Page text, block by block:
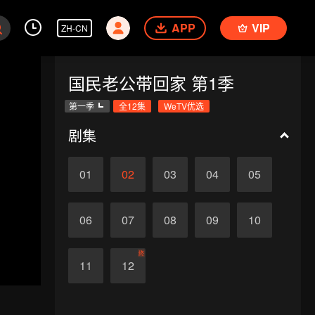
ZH-CN APP VIP
国民老公带回家 第1季
第一季 全12集 WeTV优选
剧集
01 02 03 04 05
06 07 08 09 10
11 12
终